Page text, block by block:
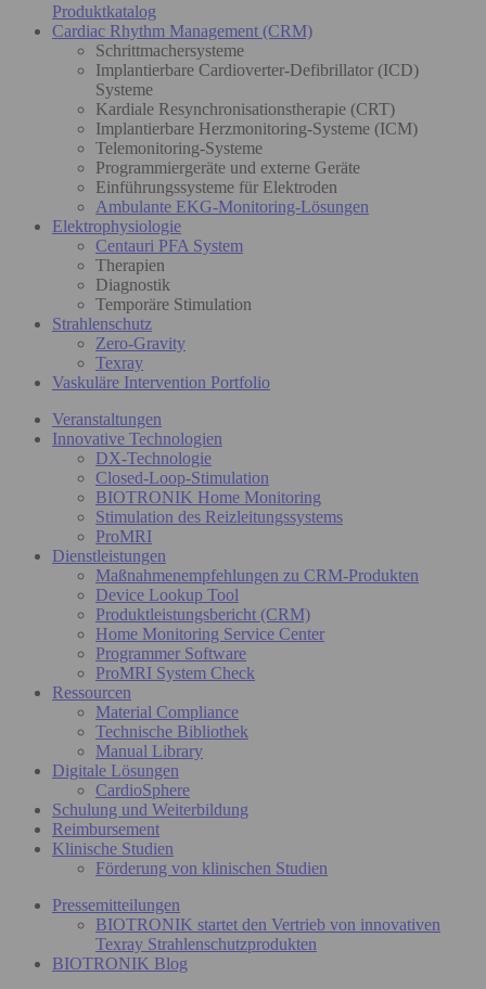
Produktkatalog
Cardiac Rhythm Management (CRM)
Schrittmachersysteme
Implantierbare Cardioverter-Defibrillator (ICD)
Systeme
Kardiale Resynchronisationstherapie (CRT)
Implantierbare Herzmonitoring-Systeme (ICM)
Telemonitoring-Systeme
Programmiergeräte und externe Geräte
Einführungssysteme für Elektroden
Ambulante EKG-Monitoring-Lösungen
Elektrophysiologie
Centauri PFA System
Therapien
Diagnostik
Temporäre Stimulation
Strahlenschutz
Zero-Gravity
Texray
Vaskuläre Intervention Portfolio
Veranstaltungen
Innovative Technologien
DX-Technologie
Closed-Loop-Stimulation
BIOTRONIK Home Monitoring
Stimulation des Reizleitungssystems
ProMRI
Dienstleistungen
Maßnahmenempfehlungen zu CRM-Produkten
Device Lookup Tool
Produktleistungsbericht (CRM)
Home Monitoring Service Center
Programmer Software
ProMRI System Check
Ressourcen
Material Compliance
Technische Bibliothek
Manual Library
Digitale Lösungen
CardioSphere
Schulung und Weiterbildung
Reimbursement
Klinische Studien
Förderung von klinischen Studien
Pressemitteilungen
BIOTRONIK startet den Vertrieb von innovativen
Texray Strahlenschutzprodukten
BIOTRONIK Blog